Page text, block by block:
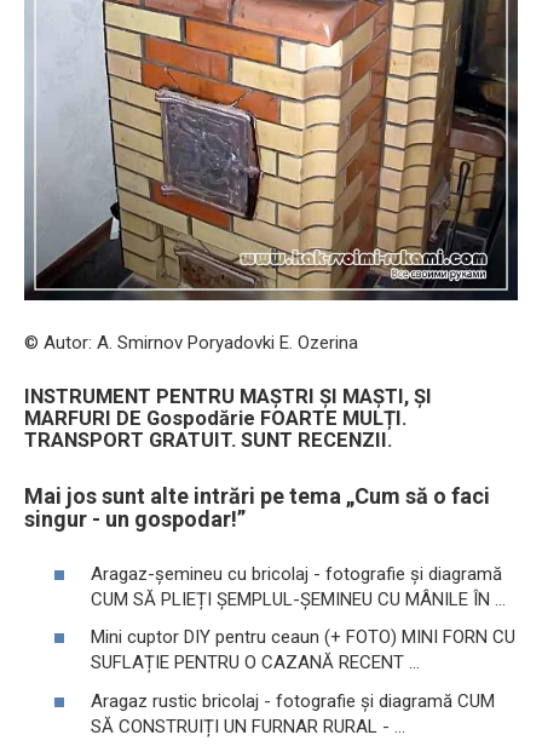
© Autor: A. Smirnov Poryadovki E. Ozerina
INSTRUMENT PENTRU MAȘTRI ȘI MAȘTI, ȘI
MARFURI DE Gospodărie FOARTE MULȚI.
TRANSPORT GRATUIT. SUNT RECENZII.
Mai jos sunt alte intrări pe tema „Cum să o faci
singur - un gospodar!”
Aragaz-șemineu cu bricolaj - fotografie și diagramă
CUM SĂ PLIEȚI ȘEMPLUL-ȘEMINEU CU MÂNILE ÎN ...
Mini cuptor DIY pentru ceaun (+ FOTO) MINI FORN CU
SUFLAȚIE PENTRU O CAZANĂ RECENT ...
Aragaz rustic bricolaj - fotografie și diagramă CUM
SĂ CONSTRUIȚI UN FURNAR RURAL - ...